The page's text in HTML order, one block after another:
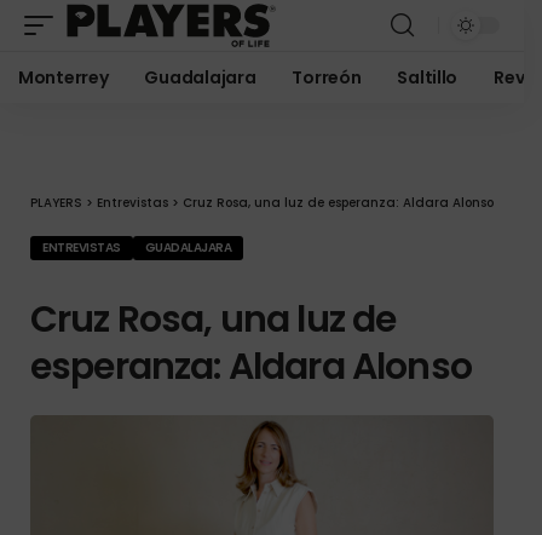
Monterrey Guadalajara Torreón Saltillo
PLAYERS > Entrevistas > Cruz Rosa, una luz de esperanza: Aldara Alonso
ENTREVISTAS GUADALAJARA
Cruz Rosa, una luz de
esperanza: Aldara Alonso